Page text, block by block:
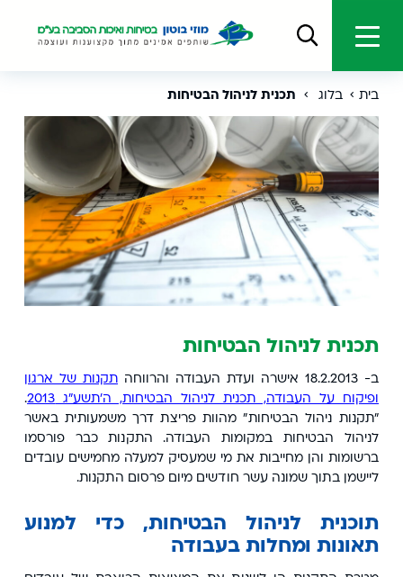
בית בלוג תכנית לניהול הבטיחות
תכנית לניהול הבטיחות
ב- 18.2.2013 אישרה ועדת העבודה והרווחה
תקנות של ארגון
ופיקוח על העבודה, תכנית לניהול הבטיחות, ה'תשע"ג 2013
.
"תקנות ניהול הבטיחות" מהוות פריצת דרך משמעותית באשר
לניהול הבטיחות במקומות העבודה. התקנות כבר פורסמו
ברשומות והן מחייבות את מי שמעסיק למעלה מחמישים עובדים
ליישמן בתוך שמונה עשר חודשים מיום פרסום התקנות.
תוכנית לניהול הבטיחות, כדי למנוע
תאונות ומחלות בעבודה